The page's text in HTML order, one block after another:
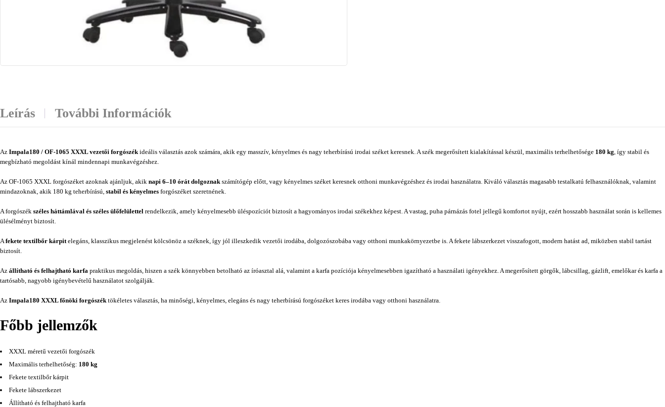
Leírás További Információk
Az Impala180 / OF-1065 XXXL vezetői forgószékideális választás azok számára, akik egy masszív, kényelmes és nagy teherbírású irodai széket keresnek. A szék megerősített kialakítással készül, maximális terhelhetősége 180 kg, így stabil és
megbízható megoldást kínál mindennapi munkavégzéshez.
Az OF-1065 XXXL forgószéket azoknak ajánljuk, akik napi 6–10 órát dolgoznakszámítógép előtt, vagy kényelmes széket keresnek otthoni munkavégzéshez és irodai használatra. Kiváló választás magasabb testalkatú felhasználóknak, valamint
mindazoknak, akik 180 kg teherbírású, stabil és kényelmes forgószéket szeretnének.
A forgószék széles háttámlával és széles ülőfelülettel rendelkezik, amely kényelmesebb üléspozíciót biztosít a hagyományos irodai székekhez képest. A vastag, puha párnázás fotel jellegű komfortot nyújt, ezért hosszabb használat során is kellemes
ülésélményt biztosít.
Afekete textilbőr kárpitelegáns, klasszikus megjelenést kölcsönöz a széknek, így jól illeszkedik vezetői irodába, dolgozószobába vagy otthoni munkakörnyezetbe is. A fekete lábszerkezet visszafogott, modern hatást ad, miközben stabil tartást
biztosít.
Az állítható és felhajtható karfa praktikus megoldás, hiszen a szék könnyebben betolható az íróasztal alá, valamint a karfa pozíciója kényelmesebben igazítható a használati igényekhez. A megerősített görgők, lábcsillag, gázlift, emelőkar és karfa a
tartósabb, nagyobb igénybevételű használatot szolgálják.
Az Impala180 XXXL főnöki forgószéktökéletes választás, ha minőségi, kényelmes, elegáns és nagy teherbírású forgószéket keres irodába vagy otthoni használatra.
Főbb jellemzők
XXXL méretű vezetői forgószék
Maximális terhelhetőség: 180 kg
Fekete textilbőr kárpit
Fekete lábszerkezet
Állítható és felhajtható karfa